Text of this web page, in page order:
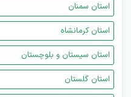
استان سمنان
استان کرمانشاه
استان سیستان و بلوچستان
استان گلستان